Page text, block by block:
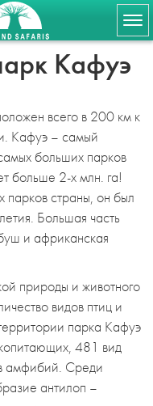
Кафуэ
всего в 200 км к
Кафуэ – самый
больших парков
больше 2-х млн. га!
страны, он был
Большая часть
и африканская
природы и животного
видов птиц и
парка Кафуэ
481 вид
амфибий. Среди
антилоп –